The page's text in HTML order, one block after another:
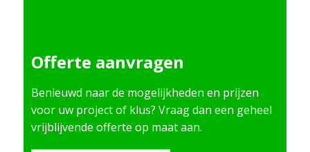
Offerte aanvragen
Benieuwd naar de mogelijkheden en prijzen
voor uw project of klus? Vraag dan een geheel
vrijblijvende offerte op maat aan.